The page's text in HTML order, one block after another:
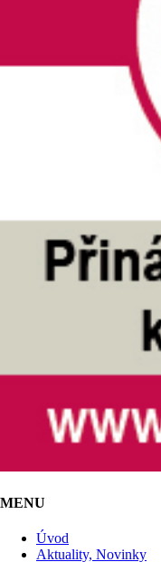
MENU
Úvod
Aktuality, Novinky